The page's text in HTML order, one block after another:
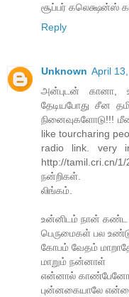
சூப்பர் கலெக்ஷன்ஸ்
Reply
Unknown April
அன்புடன் கானா,
தேடியபோது சீன
நினைவுகளோடு!!!
like tourcharing
radio link. very
http://tamil.cri.cn/
நன்றிகள்.
லிங்கம்.
உன்னிடம் நான் கண்ட
பெருமைகள் பல
கோபம் வேதம்
மாறும் நன்னாள்
என்னால்
புன்னகையாலே